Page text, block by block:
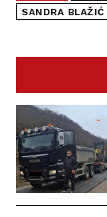
SANDRA BLAŽIĆ